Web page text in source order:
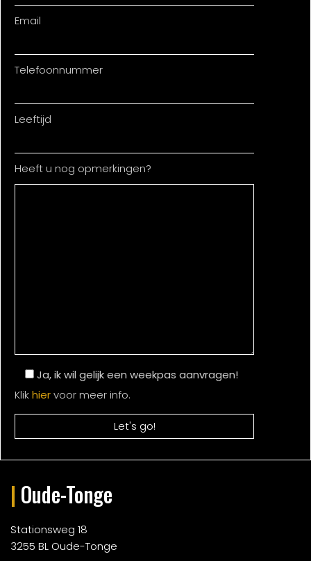
Email
Telefoonnummer
Leeftijd
Heeft u nog opmerkingen?
Ja, ik wil gelijk een weekpas aanvragen!
Klikhiervoor meer info.
| Oude-Tonge
Stationsweg 18
3255 BL Oude-Tonge